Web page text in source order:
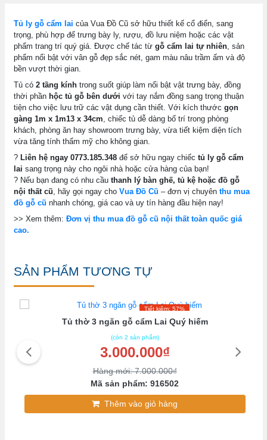
Tủ ly gỗ cẩm lai của Vua Đồ Cũ sở hữu thiết kế cổ điển, sang
trọng, phù hợp để trưng bày ly, rượu, đồ lưu niệm hoặc các vật
phẩm trang trí quý giá. Được chế tác từ gỗ cẩm lai tự nhiên, sản
phẩm nổi bật với vân gỗ đẹp sắc nét, gam màu nâu trầm ấm và độ
bền vượt thời gian.
Tủ có 2 tầng kính trong suốt giúp làm nổi bật vật trưng bày, đồng
thời phần hộc tủ gỗ bên dưới với tay nắm đồng sang trọng thuận
tiện cho việc lưu trữ các vật dụng cần thiết. Với kích thước gọn
gàng 1m x 1m13 x 34cm, chiếc tủ dễ dàng bố trí trong phòng
khách, phòng ăn hay showroom trưng bày, vừa tiết kiệm diện tích
vừa tăng tính thẩm mỹ cho không gian.
? Liên hệ ngay 0773.185.348 để sở hữu ngay chiếc tủ ly gỗ cẩm
lai sang trọng này cho ngôi nhà hoặc cửa hàng của bạn!
? Nếu bạn đang có nhu cầu thanh lý bàn ghế, tủ kệ hoặc đồ gỗ
nội thất cũ, hãy gọi ngay cho Vua Đồ Cũ – đơn vị chuyên thu mua
đồ gỗ cũ nhanh chóng, giá cao và uy tín hàng đầu hiện nay!
>> Xem thêm: Đơn vị thu mua đồ gỗ cũ nội thất toàn quốc giá
cao.
SẢN PHẨM TƯƠNG TỰ
Tiết kiệm: 57%
Tủ thờ 3 ngăn gỗ cẩm Lai Quý hiếm
(còn 2 sản phẩm)
3.000.000₫
Hàng mới: 7.000.000₫
Mã sản phẩm: 916502
Thêm vào giỏ hàng